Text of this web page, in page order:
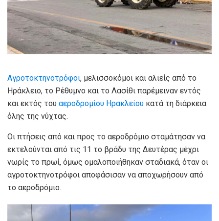
Αγροτοκτηνοτρόφοι, μελισσοκόμοι και αλιείς από το
Ηράκλειο, το Ρέθυμνο και το Λασίθι παρέμειναν εντός
και εκτός του αεροδρομίου Ηρακλείου κατά τη διάρκεια
όλης της νύχτας.
Οι πτήσεις από και προς το αεροδρόμιο σταμάτησαν να
εκτελούνται από τις 11 το βράδυ της Δευτέρας μέχρι
νωρίς το πρωί, όμως ομαλοποιήθηκαν σταδιακά, όταν οι
αγροτοκτηνοτρόφοι αποφάσισαν να αποχωρήσουν από
το αεροδρόμιο.